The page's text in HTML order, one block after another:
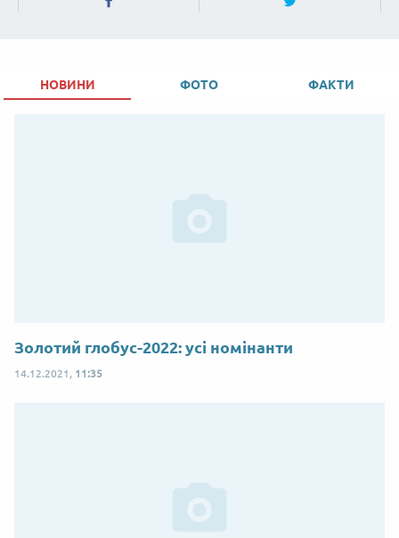
НОВИНИ ФОТО ФАКТИ
Золотий глобус-2022: усі номінанти
14.12.2021, 11:35